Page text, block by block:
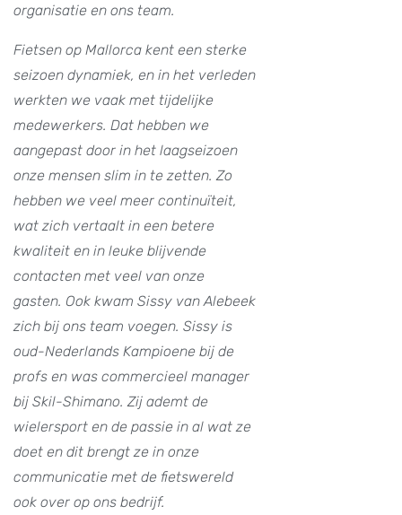
organisatie en ons team.
Fietsen op Mallorca kent een sterke
seizoen dynamiek, en in het verleden
werkten we vaak met tijdelijke
medewerkers. Dat hebben we
aangepast door in het laagseizoen
onze mensen slim in te zetten. Zo
hebben we veel meer continuïteit,
wat zich vertaalt in een betere
kwaliteit en in leuke blijvende
contacten met veel van onze
gasten. Ook kwam Sissy van Alebeek
zich bij ons team voegen. Sissy is
oud-Nederlands Kampioene bij de
profs en was commercieel manager
bij Skil-Shimano. Zij ademt de
wielersport en de passie in al wat ze
doet en dit brengt ze in onze
communicatie met de fietswereld
ook over op ons bedrijf.